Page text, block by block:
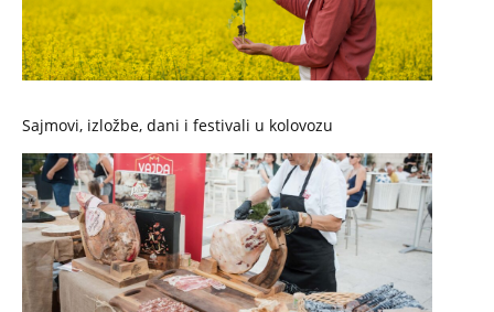
Sajmovi, izložbe, dani i festivali u kolovozu